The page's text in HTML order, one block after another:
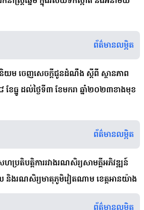
ព័ត៌មានលម្អិត
ម ចេញសេចក្តីជូនដំណឹង ស្តីពី ស្ថានភាព
ខែធ្នូ ដល់ថ្ងៃទី៣ ខែមករា ឆ្នាំ២០២៣ខាងមុខ
ព័ត៌មានលម្អិត
រតិបត្តិការរវាងរណសិរ្យសាមគ្គីអភិវឌ្ឍន៍
ល និងរណសិរ្យមាតុភូមិវៀតណាម ខេត្តអានយ៉ាង
ព័ត៌មានលម្អិត